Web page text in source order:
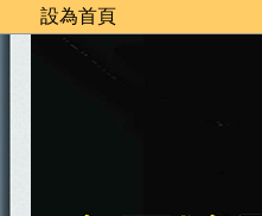
設為首頁